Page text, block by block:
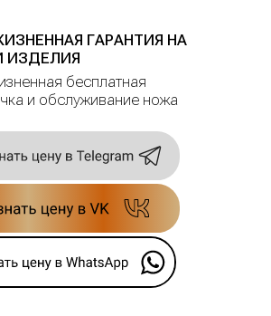
ГАРАНТИЯ НА
ИЗДЕЛИЯ
бесплатная
и обслуживание ножа